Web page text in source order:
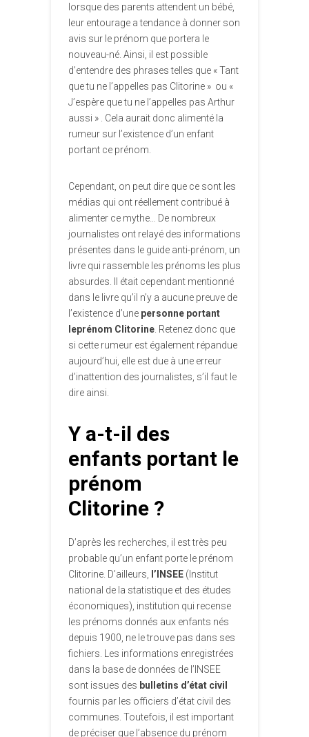
lorsque des parents attendent un bébé,
leur entourage a tendance à donner son
avis sur le prénom que portera le
nouveau-né. Ainsi, il est possible
d’entendre des phrases telles que « Tant
que tu ne l’appelles pas Clitorine » ou «
J’espère que tu ne l’appelles pas Arthur
aussi » . Cela aurait donc alimenté la
rumeur sur l’existence d’un enfant
portant ce prénom.
Cependant, on peut dire que ce sont les
médias qui ont réellement contribué à
alimenter ce mythe… De nombreux
journalistes ont relayé des informations
présentes dans le guide anti-prénom, un
livre qui rassemble les prénoms les plus
absurdes. Il était cependant mentionné
dans le livre qu’il n’y a aucune preuve de
l’existence d’une personne portant
leprénom Clitorine. Retenez donc que
si cette rumeur est également répandue
aujourd’hui, elle est due à une erreur
d’inattention des journalistes, s’il faut le
dire ainsi.
Y a-t-il des
enfants portant le
prénom
Clitorine ?
D’après les recherches, il est très peu
probable qu’un enfant porte le prénom
Clitorine. D’ailleurs, l’INSEE (Institut
national de la statistique et des études
économiques), institution qui recense
les prénoms donnés aux enfants nés
depuis 1900, ne le trouve pas dans ses
fichiers. Les informations enregistrées
dans la base de données de l’INSEE
sont issues des bulletins d’état civil
fournis par les officiers d’état civil des
communes. Toutefois, il est important
de préciser que l’absence du prénom